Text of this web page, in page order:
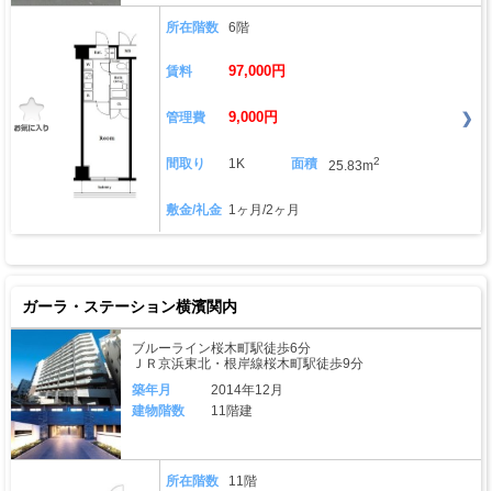
所在階数 6階
賃料 97,000円
管理費 9,000円
間取り 1K 面積 25.83m2
敷金/礼金 1ヶ月/2ヶ月
ガーラ・ステーション横濱関内
ブルーライン桜木町駅徒歩6分
ＪＲ京浜東北・根岸線桜木町駅徒歩9分
築年月
2014年12月
建物階数
11階建
所在階数 11階